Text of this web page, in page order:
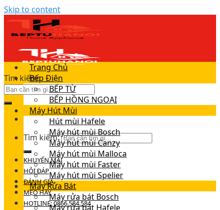
Skip to content
Tìm kiếm:
Tìm kiếm:
KHUYẾN MÃI
HỎI ĐÁP
ĐÁNH GIÁ
MẸO HAY
HOTLINE: 0866.584.584
Trang Chủ
Bếp Điện
BẾP TỪ
BẾP HỒNG NGOẠI
Máy Hút Mùi
Hút mùi Hafele
Máy hút mùi Bosch
Máy hút mùi Canzy
Máy hút mùi Malloca
Máy hút mùi Faster
Máy hút mùi Spelier
Máy Rửa Bát
Máy rửa bát Bosch
Máy rửa bát Hafele